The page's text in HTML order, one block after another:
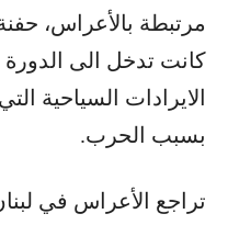
مرتبطة بالأعراس،
كانت تدخل الى الدورة
الايرادات السياحية
بسبب الحرب.
تراجع الأعراس في